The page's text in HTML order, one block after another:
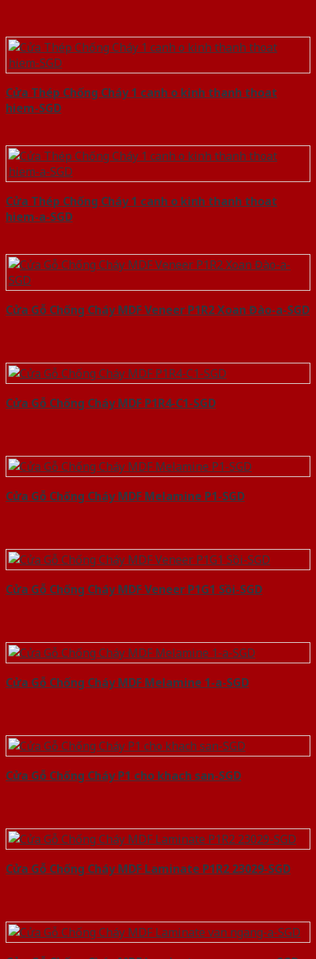
Cửa Thép Chống Cháy 1 canh o kinh thanh thoat
hiem-SGD
Cửa Thép Chống Cháy 1 canh o kinh thanh thoat
hiem-a-SGD
Cửa Gỗ Chống Cháy MDF Veneer P1R2 Xoan Đào-a-SGD
Cửa Gỗ Chống Cháy MDF P1R4-C1-SGD
Cửa Gỗ Chống Cháy MDF Melamine P1-SGD
Cửa Gỗ Chống Cháy MDF Veneer P1G1 Sồi-SGD
Cửa Gỗ Chống Cháy MDF Melamine 1-a-SGD
Cửa Gỗ Chống Cháy P1 cho khach san-SGD
Cửa Gỗ Chống Cháy MDF Laminate P1R2 23029-SGD